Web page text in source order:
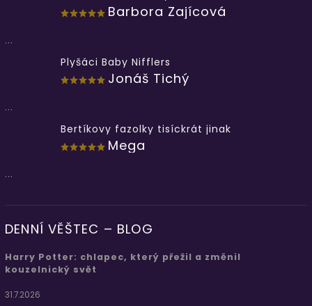
Barbora Zajícová
...
Plyšáci Baby Nifflers
Jonáš Tichý
...
Bertíkovy fazolky tisíckrát jinak
Mega
...
DENNÍ VĚŠTEC – BLOG
Harry Potter: chlapec, který přežil a změnil
kouzelnický svět
31.7.2026